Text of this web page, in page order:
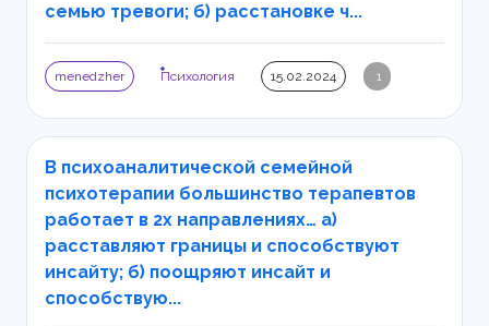
семью тревоги; б) расстановке ч...
menedzher Психология 15.02.2024 1
В психоаналитической семейной
психотерапии большинство терапевтов
работает в 2х направлениях… а)
расставляют границы и способствуют
инсайту; б) поощряют инсайт и
способствую...